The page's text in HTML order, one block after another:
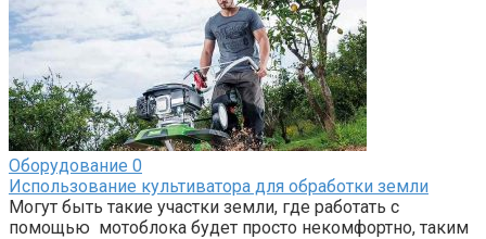
Оборудование 0
Использование культиватора для обработки земли
Могут быть такие участки земли, где работать с
помощью мотоблока будет просто некомфортно, таким